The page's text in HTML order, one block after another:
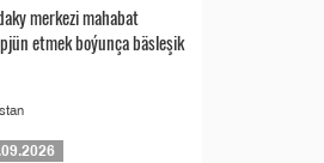
merkezi mahabat
etmek boýunça bäsleşik